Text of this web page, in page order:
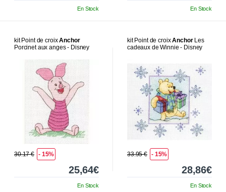
En Stock En Stock
kit Point de croixAnchor
Porcinet aux anges - Disney
30.17 € - 15%
25,64€
En Stock
kit Point de croixAnchorLes
cadeaux de Winnie - Disney
33.95 € - 15%
28,86€
En Stock